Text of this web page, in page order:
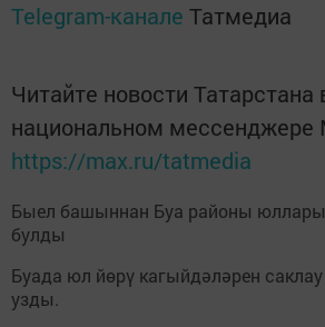
Telegram-канале Татмедиа
Читайте новости Татарстана
национальном мессенджере
https://max.ru/tatmedia
Быел башыннан Буа районы
булды
Буада юл йөрү кагыйдәләрен
узды.